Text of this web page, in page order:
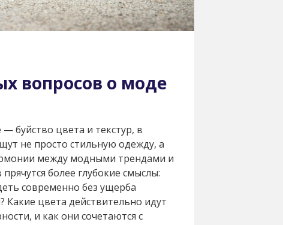
вопросов о моде
буйство цвета и текстур, в
не просто стильную одежду, а
между модными трендами и
более глубокие смыслы:
современно без ущерба
Какие цвета действительно идут
и как они сочетаются с